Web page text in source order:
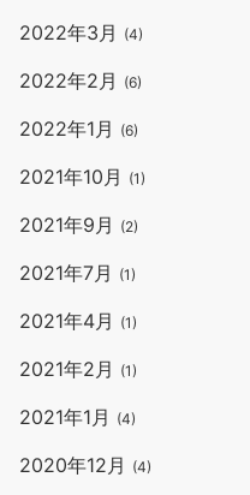
2022年3月 (4)
2022年2月 (6)
2022年1月 (6)
2021年10月 (1)
2021年9月 (2)
2021年7月 (1)
2021年4月 (1)
2021年2月 (1)
2021年1月 (4)
2020年12月 (4)